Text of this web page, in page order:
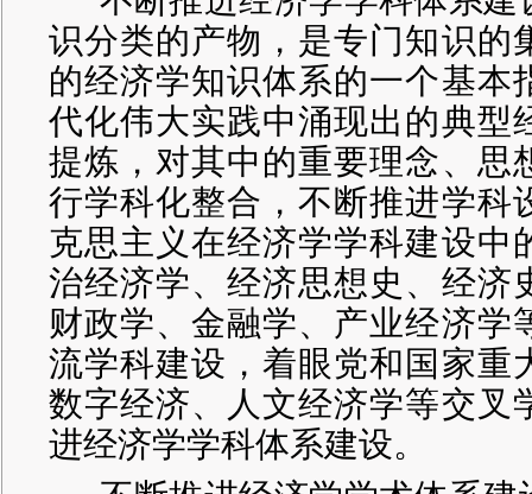
识分类的产物，是专门知识的
的经济学知识体系的一个基本
代化伟大实践中涌现出的典型
提炼，对其中的重要理念、思
行学科化整合，不断推进学科
克思主义在经济学学科建设中
治经济学、经济思想史、经济
财政学、金融学、产业经济学
流学科建设，着眼党和国家重
数字经济、人文经济学等交叉
进经济学学科体系建设。